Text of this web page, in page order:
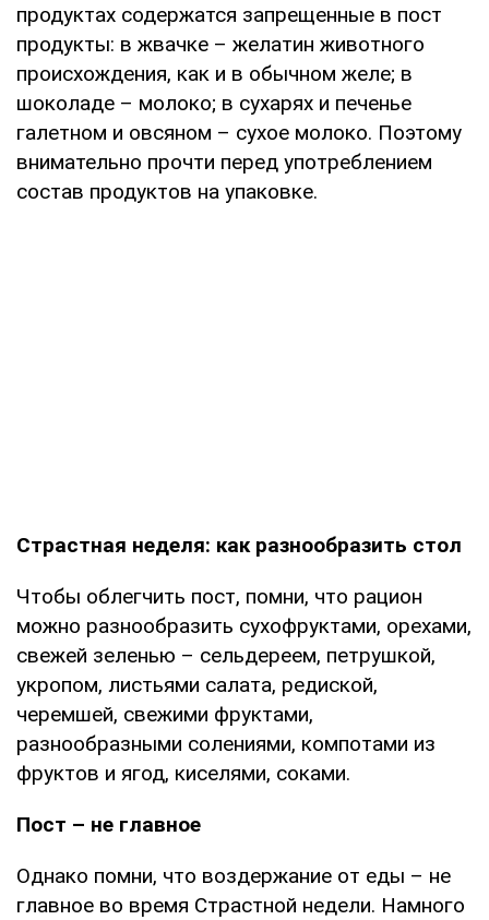
продуктах содержатся запрещенные в пост
продукты: в жвачке – желатин животного
происхождения, как и в обычном желе; в
шоколаде – молоко; в сухарях и печенье
галетном и овсяном – сухое молоко. Поэтому
внимательно прочти перед употреблением
состав продуктов на упаковке.
Страстная неделя: как разнообразить стол
Чтобы облегчить пост, помни, что рацион
можно разнообразить сухофруктами, орехами,
свежей зеленью – сельдереем, петрушкой,
укропом, листьями салата, редиской,
черемшей, свежими фруктами,
разнообразными солениями, компотами из
фруктов и ягод, киселями, соками.
Пост – не главное
Однако помни, что воздержание от еды – не
главное во время Страстной недели. Намного